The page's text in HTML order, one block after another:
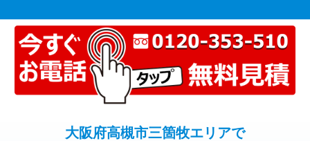
マス交換（深さ50㎝以上） 66,000円
コンクリート斫り（厚さ10㎝まで） 27,500円
コンクリート斫り（厚さ10㎝超え） 38,500円
モルタル補修（厚さ10㎝まで） 27,500円
トーラー機使用/3mまで 33,000円
追加トーラー機使用/3m超え +3,300円
カメラ調査 33,000円
止水・漏水調査・防水処理・清掃・修
11,000円
大阪府高槻市三箇牧エリアで